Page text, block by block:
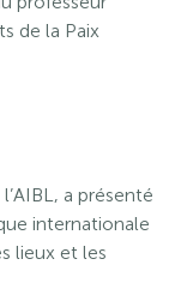
de la Paix
a présenté
internationale
lieux et les